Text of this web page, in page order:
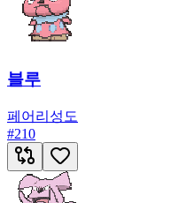
블루
페어리 성도
#210